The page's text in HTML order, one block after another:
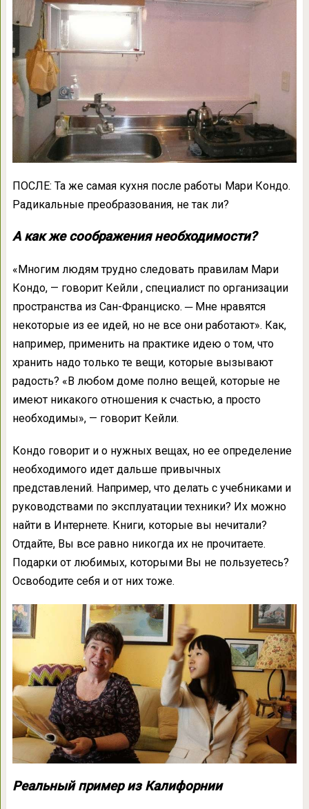
ПОСЛЕ: Та же самая кухня после работы Мари Кондо.
Радикальные преобразования, не так ли?
А как же соображения необходимости?
«Многим людям трудно следовать правилам Мари
Кондо, — говорит Кейли , специалист по организации
пространства из Сан-Франциско. ─ Мне нравятся
некоторые из ее идей, но не все они работают». Как,
например, применить на практике идею о том, что
хранить надо только те вещи, которые вызывают
радость? «В любом доме полно вещей, которые не
имеют никакого отношения к счастью, а просто
необходимы», — говорит Кейли.
Кондо говорит и о нужных вещах, но ее определение
необходимого идет дальше привычных
представлений. Например, что делать с учебниками и
руководствами по эксплуатации техники? Их можно
найти в Интернете. Книги, которые вы нечитали?
Отдайте, Вы все равно никогда их не прочитаете.
Подарки от любимых, которыми Вы не пользуетесь?
Освободите себя и от них тоже.
Реальный пример из Калифорнии